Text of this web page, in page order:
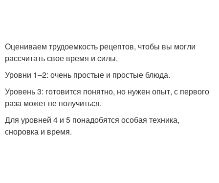
Оцениваем трудоемкость рецептов, чтобы вы могли
рассчитать свое время и силы.
Уровни 1–2: очень простые и простые блюда.
Уровень 3: готовится понятно, но нужен опыт, с первого
раза может не получиться.
Для уровней 4 и 5 понадобятся особая техника,
сноровка и время.